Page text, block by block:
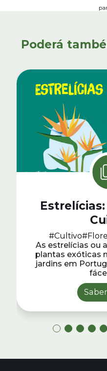
Poderá
#Cultivo
As estrelícias ou
plantas exóticas
jardins em